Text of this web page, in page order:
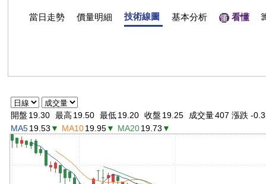
當日走勢 價量明細 技術線圖 基本分析 看懂
開盤 19.30 最高 19.50 最低19.20 收盤 19.25 成交量407 漲跌 -
MA519.53 ▼ MA1019.95▼ MA2019.73 ▼